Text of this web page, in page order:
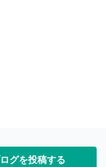
グを投稿する